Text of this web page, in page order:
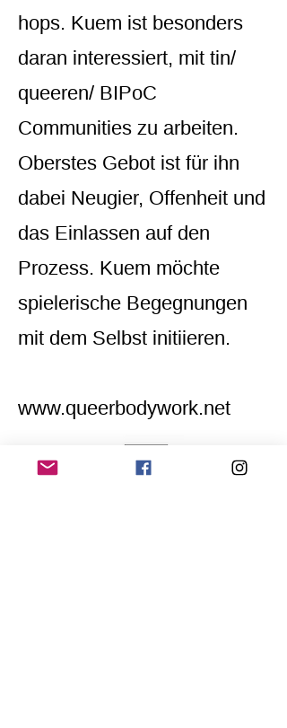
hops. Kuem ist besonders
daran interessiert, mit tin/
queeren/ BIPoC
Communities zu arbeiten.
Oberstes Gebot ist für ihn
dabei Neugier, Offenheit und
das Einlassen auf den
Prozess. Kuem möchte
spielerische Begegnungen
mit dem Selbst initiieren.
www.queerbodywork.net